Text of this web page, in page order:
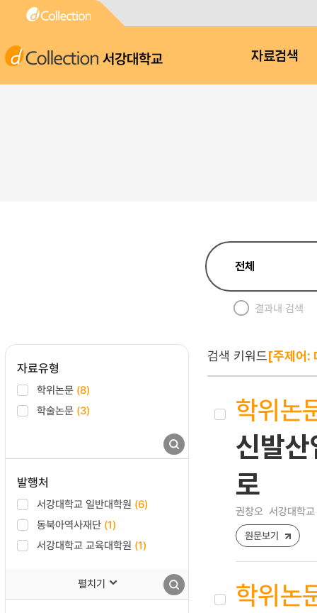
서강대학교 자료검색
결과내 검색
자료유형
학위논문 (8)
학술논문 (3)
발행처
서강대학교 일반대학원 (6)
동북아역사재단 (1)
서강대학교 교육대학원 (1)
펼치기
검색 키워드[주제어:
학위논
신발
로
권창오 서강대학
원문보기
학위논